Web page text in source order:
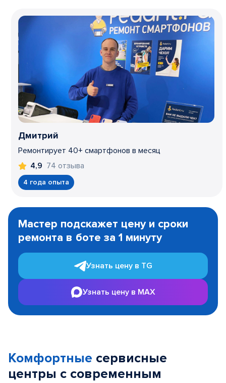
Дмитрий
Ремонтирует 40+ смартфонов в месяц
4,9 74 отзыва
4 года опыта
1
Мастер подскажет цену и сроки
ремонта в боте за 1 минуту
Узнать цену в TG
Узнать цену в MAX
Комфортные сервисные
центры с современным